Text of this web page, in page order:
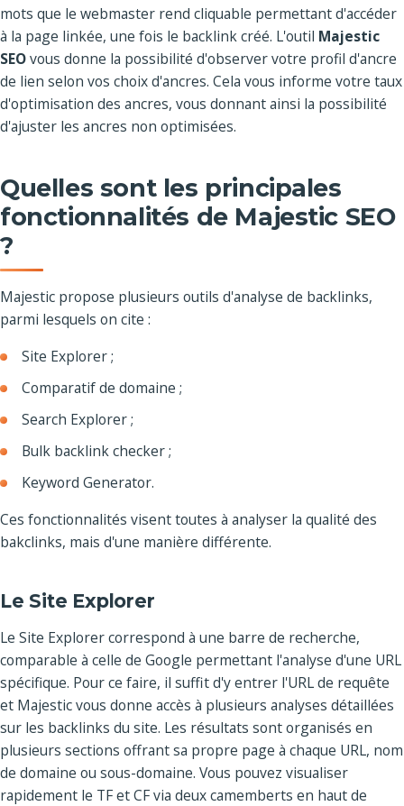
mots que le webmaster rend cliquable permettant d'accéder
à la page linkée, une fois le backlink créé. L'outil Majestic
SEOvous donne la possibilité d'observer votre profil d'ancre
de lien selon vos choix d'ancres. Cela vous informe votre taux
d'optimisation des ancres, vous donnant ainsi la possibilité
d'ajuster les ancres non optimisées.
Quelles sont les principales
fonctionnalités de Majestic SEO
?
Majestic propose plusieurs outils d'analyse de backlinks,
parmi lesquels on cite :
Site Explorer ;
Comparatif de domaine ;
Search Explorer ;
Bulk backlink checker ;
Keyword Generator.
Ces fonctionnalités visent toutes à analyser la qualité des
bakclinks, mais d'une manière différente.
Le Site Explorer
Le Site Explorer correspond à une barre de recherche,
comparable à celle de Google permettant l'analyse d'une URL
spécifique. Pour ce faire, il suffit d'y entrer l'URL de requête
et Majestic vous donne accès à plusieurs analyses détaillées
sur les backlinks du site. Les résultats sont organisés en
plusieurs sections offrant sa propre page à chaque URL, nom
de domaine ou sous-domaine. Vous pouvez visualiser
rapidement le TF et CF via deux camemberts en haut de